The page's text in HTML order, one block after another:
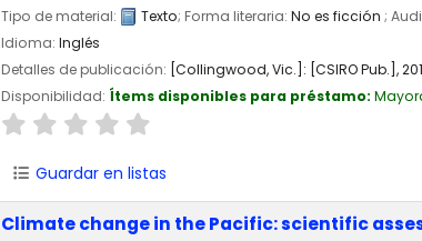
Tipo de material:
Texto; Forma literaria: No es ficción ;
Idioma: Inglés
Detalles de publicación: [Collingwood, Vic.]: [CSIRO Pub.],
Disponibilidad: Ítems disponibles para préstamo:
Guardar en listas
Climate change in the Pacific: scientific